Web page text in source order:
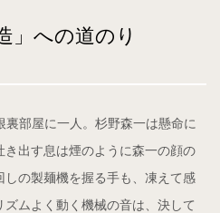
」への道のり
部屋に一人。杉野森一は懸命に
出す息は煙のように森一の顔の
しの製麺機を握る手も、凍えて感
ムよく動く機械の音は、決して